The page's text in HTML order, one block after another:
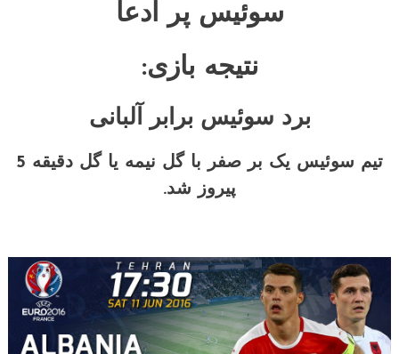
سوئیس پر ادعا
نتیجه بازی:
برد سوئیس برابر آلبانی
تیم سوئیس یک بر صفر با گل نیمه یا گل دقیقه 5
پیروز شد.